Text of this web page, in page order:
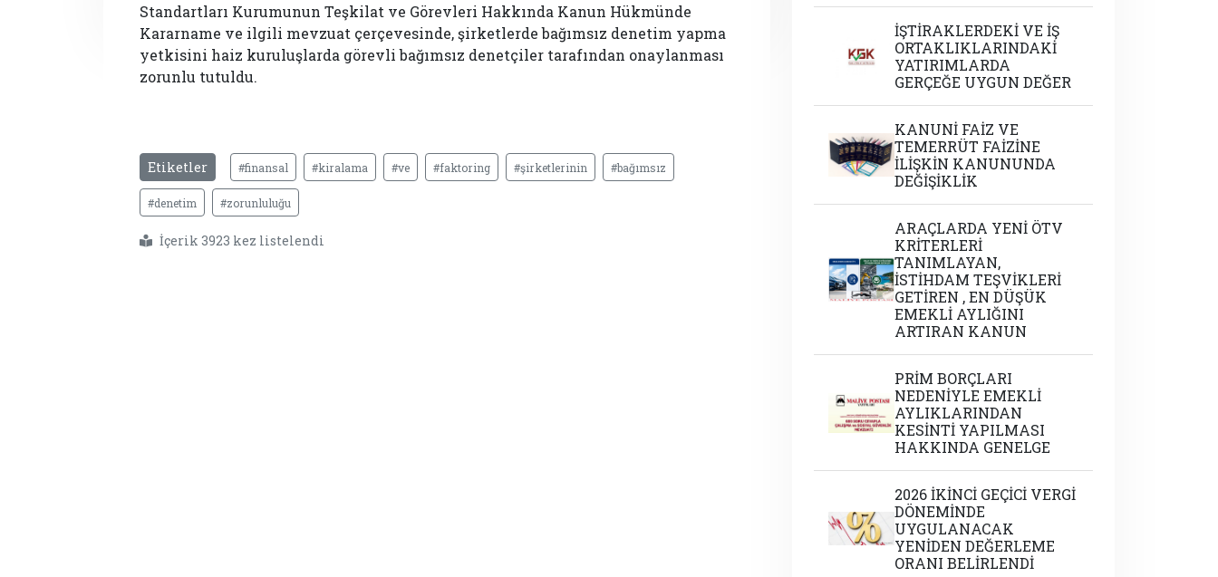
Standartları Kurumunun Teşkilat ve Görevleri Hakkında Kanun Hükmünde
Kararname ve ilgili mevzuat çerçevesinde, şirketlerde bağımsız denetim yapma
yetkisini haiz kuruluşlarda görevli bağımsız denetçiler tarafından onaylanması
zorunlu tutuldu.
Etiketler #finansal #kiralama #ve #faktoring #şirketlerinin #bağımsız
#denetim #zorunluluğu
İçerik 3923 kez listelendi
İŞTİRAKLERDEKİ VE İŞ
ORTAKLIKLARINDAKİ
YATIRIMLARDA
GERÇEĞE UYGUN DEĞER
KANUNİ FAİZ VE
TEMERRÜT FAİZİNE
İLİŞKİN KANUNUNDA
DEĞİŞİKLİK
ARAÇLARDA YENİ ÖTV
KRİTERLERİ
TANIMLAYAN,
İSTİHDAM TEŞVİKLERİ
GETİREN , EN DÜŞÜK
EMEKLİ AYLIĞINI
ARTIRAN KANUN
PRİM BORÇLARI
NEDENİYLE EMEKLİ
AYLIKLARINDAN
KESİNTİ YAPILMASI
HAKKINDA GENELGE
2026 İKİNCİ GEÇİCİ VERGİ
DÖNEMİNDE
UYGULANACAK
YENİDEN DEĞERLEME
ORANI BELİRLENDİ